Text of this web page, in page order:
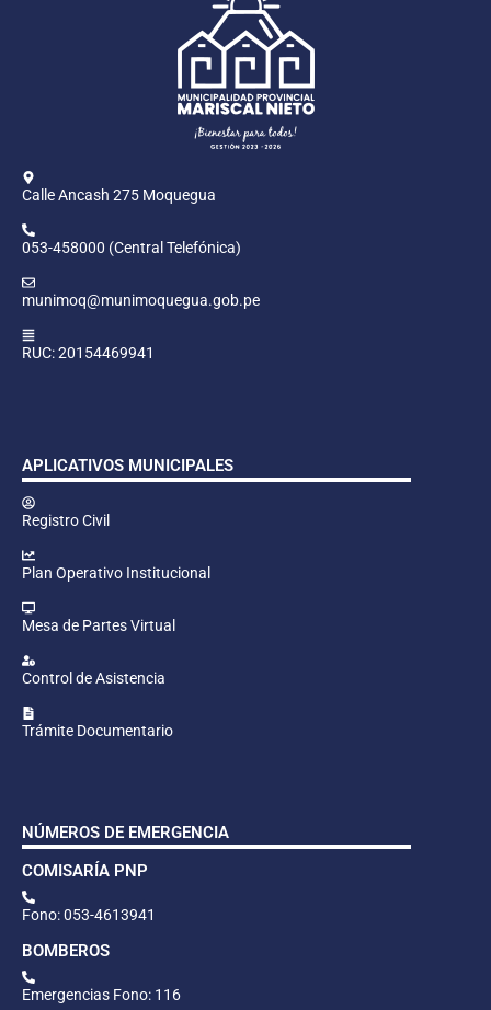
Calle Ancash 275 Moquegua
053-458000 (Central Telefónica)
munimoq@munimoquegua.gob.pe
RUC: 20154469941
APLICATIVOS MUNICIPALES
Registro Civil
Plan Operativo Institucional
Mesa de Partes Virtual
Control de Asistencia
Trámite Documentario
NÚMEROS DE EMERGENCIA
COMISARÍA PNP
Fono: 053-4613941
BOMBEROS
Emergencias Fono: 116